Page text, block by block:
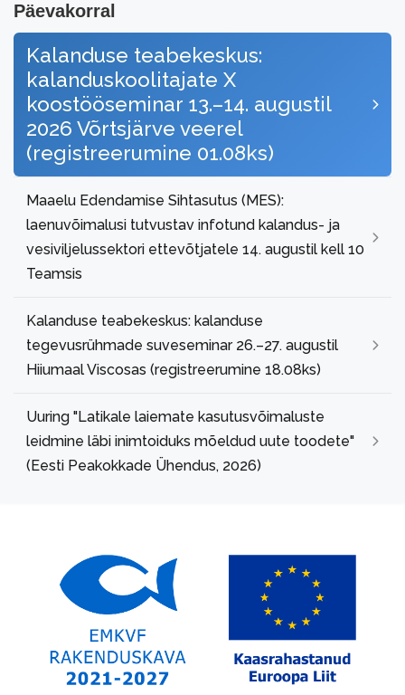
Päevakorral
Kalanduse teabekeskus:
kalanduskoolitajate X
koostööseminar 13.–14. augustil
2026 Võrtsjärve veerel
(registreerumine 01.08ks)
Maaelu Edendamise Sihtasutus (MES):
laenuvõimalusi tutvustav infotund kalandus- ja
vesiviljelussektori ettevõtjatele 14. augustil kell 10
Teamsis
Kalanduse teabekeskus: kalanduse
tegevusrühmade suveseminar 26.–27. augustil
Hiiumaal Viscosas (registreerumine 18.08ks)
Uuring "Latikale laiemate kasutusvõimaluste
leidmine läbi inimtoiduks mõeldud uute toodete"
(Eesti Peakokkade Ühendus, 2026)